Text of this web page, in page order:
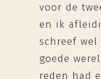
voor de
en ik
schreef
goede
reden had